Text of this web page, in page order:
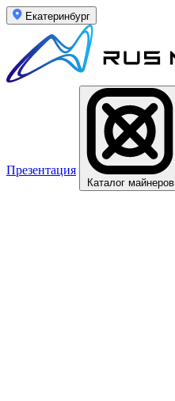
Екатеринбург
Презентация
Каталог майнеров